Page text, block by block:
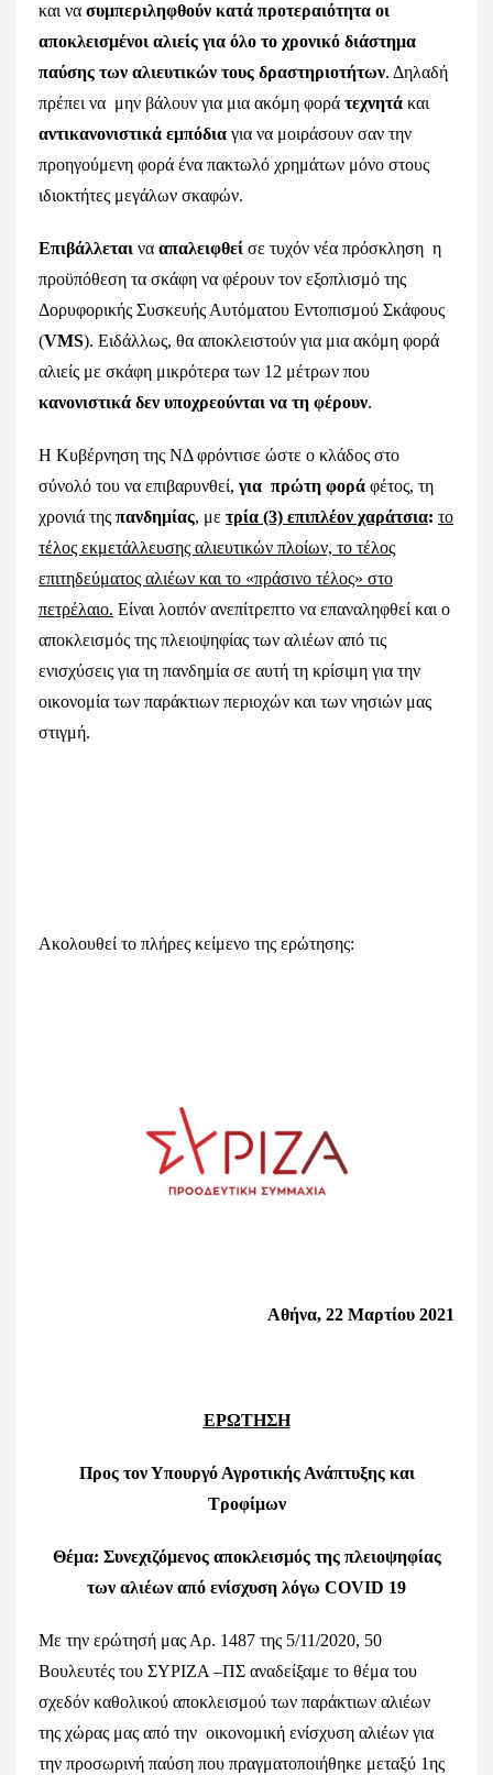
και να συμπεριληφθούν κατά προτεραιότητα οι
αποκλεισμένοι αλιείς για όλο το χρονικό διάστημα
παύσης των αλιευτικών τους δραστηριοτήτων. Δηλαδή
πρέπει να μην βάλουν για μια ακόμη φορά τεχνητά και
αντικανονιστικά εμπόδια για να μοιράσουν σαν την
προηγούμενη φορά ένα πακτωλό χρημάτων μόνο στους
ιδιοκτήτες μεγάλων σκαφών.
Επιβάλλεται να απαλειφθεί σε τυχόν νέα πρόσκληση η
προϋπόθεση τα σκάφη να φέρουν τον εξοπλισμό της
Δορυφορικής Συσκευής Αυτόματου Εντοπισμού Σκάφους
(VMS). Ειδάλλως, θα αποκλειστούν για μια ακόμη φορά
αλιείς με σκάφη μικρότερα των 12 μέτρων που
κανονιστικά δεν υποχρεούνται να τη φέρουν.
Η Κυβέρνηση της ΝΔ φρόντισε ώστε ο κλάδος στο
σύνολό του να επιβαρυνθεί, για πρώτη φορά φέτος, τη
χρονιά της πανδημίας, με τρία (3) επιπλέον χαράτσια: το
τέλος εκμετάλλευσης αλιευτικών πλοίων, το τέλος
επιτηδεύματος αλιέων και το «πράσινο τέλος» στο
πετρέλαιο. Είναι λοιπόν ανεπίτρεπτο να επαναληφθεί και ο
αποκλεισμός της πλειοψηφίας των αλιέων από τις
ενισχύσεις για τη πανδημία σε αυτή τη κρίσιμη για την
οικονομία των παράκτιων περιοχών και των νησιών μας
στιγμή.
Ακολουθεί το πλήρες κείμενο της ερώτησης:
Αθήνα, 22 Μαρτίου 2021
ΕΡΩΤΗΣΗ
Προς τον Υπουργό Αγροτικής Ανάπτυξης και
Τροφίμων
Θέμα: Συνεχιζόμενος αποκλεισμός της πλειοψηφίας
των αλιέων από ενίσχυση λόγω COVID 19
Με την ερώτησή μας Αρ. 1487 της 5/11/2020, 50
Βουλευτές του ΣΥΡΙΖΑ –ΠΣ αναδείξαμε το θέμα του
σχεδόν καθολικού αποκλεισμού των παράκτιων αλιέων
της χώρας μας από την οικονομική ενίσχυση αλιέων για
την προσωρινή παύση που πραγματοποιήθηκε μεταξύ 1ης